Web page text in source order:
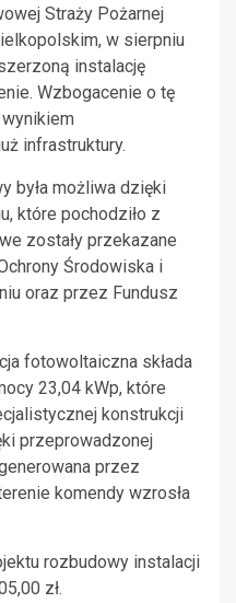
Straży Pożarnej
w sierpniu
instalację
Wzbogacenie o tę
infrastruktury.
była możliwa dzięki
które pochodziło z
zostały przekazane
Środowiska i
oraz przez Fundusz
fotowoltaiczna składa
23,04 kWp, które
konstrukcji
przeprowadzonej
przez
komendy wzrosła
rozbudowy instalacji
zł.